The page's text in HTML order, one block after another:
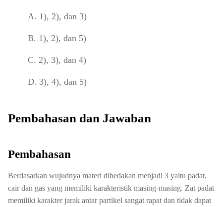
A. 1), 2), dan 3)
B. 1), 2), dan 5)
C. 2), 3), dan 4)
D. 3), 4), dan 5)
Pembahasan dan Jawaban
Pembahasan
Berdasarkan wujudnya materi dibedakan menjadi 3 yaitu padat,
cair dan gas yang memiliki karakteristik masing-masing. Zat padat
memiliki karakter jarak antar partikel sangat rapat dan tidak dapat